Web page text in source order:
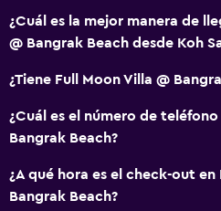
¿Cuál es la mejor manera de
@ Bangrak Beach desde Koh
¿Tiene Full Moon Villa @
¿Cuál es el número de
Bangrak Beach?
¿A qué hora es el check-out en
Bangrak Beach?